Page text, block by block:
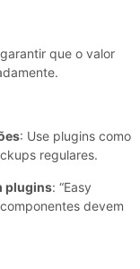
que o valor
: Use plugins como
regulares.
plugins: “Easy
devem